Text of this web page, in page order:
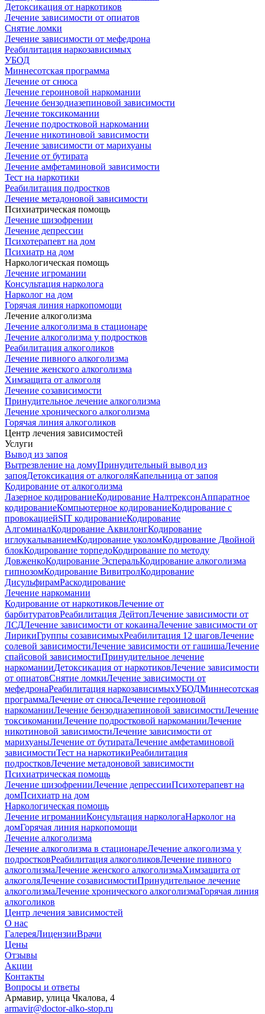
Детоксикация от наркотиков
Лечение зависимости от опиатов
Снятие ломки
Лечение зависимости от мефедрона
Реабилитация наркозависимых
УБОД
Миннесотская программа
Лечение от снюса
Лечение героиновой наркомании
Лечение бензодиазепиновой зависимости
Лечение токсикомании
Лечение подростковой наркомании
Лечение никотиновой зависимости
Лечение зависимости от марихуаны
Лечение от бутирата
Лечение амфетаминовой зависимости
Тест на наркотики
Реабилитация подростков
Лечение метадоновой зависимости
Психиатрическая помощь
Лечение шизофрении
Лечение депрессии
Психотерапевт на дом
Психиатр на дом
Наркологическая помощь
Лечение игромании
Консультация нарколога
Нарколог на дом
Горячая линия наркопомощи
Лечение алкоголизма
Лечение алкоголизма в стационаре
Лечение алкоголизма у подростков
Реабилитация алкоголиков
Лечение пивного алкоголизма
Лечение женского алкоголизма
Химзащита от алкоголя
Лечение созависимости
Принудительное лечение алкоголизма
Лечение хронического алкоголизма
Горячая линия алкоголиков
Центр лечения зависимостей
Услуги
Вывод из запоя
Вытрезвление на домуПринудительный вывод из
запояДетоксикация от алкоголяКапельница от запоя
Кодирование от алкоголизма
Лазерное кодированиеКодирование НалтрексонАппаратное
кодированиеКомпьютерное кодированиеКодирование с
провокациейSIT кодированиеКодирование
АлгоминалКодирование АквилонгКодирование
иглоукалываниемКодирование уколомКодирование Двойной
блокКодирование торпедоКодирование по методу
ДовженкоКодирование ЭсперальКодирование алкоголизма
гипнозомКодирование ВивитролКодирование
ДисульфирамРаскодирование
Лечение наркомании
Кодирование от наркотиковЛечение от
барбитуратовРеабилитация ДейтопЛечение зависимости от
ЛСДЛечение зависимости от кокаинаЛечение зависимости от
ЛирикиГруппы созависимыхРеабилитация 12 шаговЛечение
солевой зависимостиЛечение зависимости от гашишаЛечение
спайсовой зависимостиПринудительное лечение
наркоманииДетоксикация от наркотиковЛечение зависимости
от опиатовСнятие ломкиЛечение зависимости от
мефедронаРеабилитация наркозависимыхУБОДМиннесотская
программаЛечение от снюсаЛечение героиновой
наркоманииЛечение бензодиазепиновой зависимостиЛечение
токсикоманииЛечение подростковой наркоманииЛечение
никотиновой зависимостиЛечение зависимости от
марихуаныЛечение от бутиратаЛечение амфетаминовой
зависимостиТест на наркотикиРеабилитация
подростковЛечение метадоновой зависимости
Психиатрическая помощь
Лечение шизофренииЛечение депрессииПсихотерапевт на
домПсихиатр на дом
Наркологическая помощь
Лечение игроманииКонсультация наркологаНарколог на
домГорячая линия наркопомощи
Лечение алкоголизма
Лечение алкоголизма в стационареЛечение алкоголизма у
подростковРеабилитация алкоголиковЛечение пивного
алкоголизмаЛечение женского алкоголизмаХимзащита от
алкоголяЛечение созависимостиПринудительное лечение
алкоголизмаЛечение хронического алкоголизмаГорячая линия
алкоголиков
Центр лечения зависимостей
О нас
ГалереяЛицензииВрачи
Цены
Отзывы
Акции
Контакты
Вопросы и ответы
Армавир, улица Чкалова, 4
armavir@doctor-alko-stop.ru